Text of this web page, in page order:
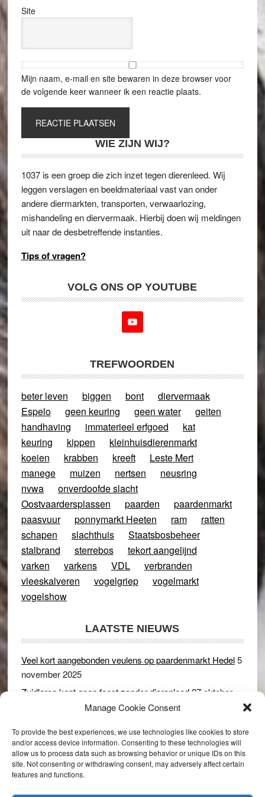
Manage Cookie Consent
To provide the best experiences, we use technologies like cookies to store
and/or access device information. Consenting to these technologies will
allow us to process data such as browsing behavior or unique IDs on this
site. Not consenting or withdrawing consent, may adversely affect certain
features and functions.
Site
Mijn naam, e-mail en site bewaren in deze browser voor
de volgende keer wanneer ik een reactie plaats.
WIE ZIJN WIJ?
1037 is een groep die zich inzet tegen dierenleed. Wij
leggen verslagen en beeldmateriaal vast van onder
andere diermarkten, transporten, verwaarlozing,
mishandeling en diervermaak. Hierbij doen wij meldingen
uit naar de desbetreffende instanties.
Tips of vragen?
VOLG ONS OP YOUTUBE
TREFWOORDEN
beter leven biggen bont
diervermaak
Espelo
geen keuring geen water
geiten
handhaving
immaterieel erfgoed
kat
keuring
kippen
kleinhuisdierenmarkt
koeien
krabben kreeft
Leste Mert
manege
muizen nertsen
neusring
nvwa
onverdoofde slacht
Oostvaardersplassen
paarden
paardenmarkt
paasvuur
ponnymarkt Heeten ram
ratten
schapen
slachthuis
Staatsbosbeheer
stalbrand
sterrebos
tekort aangelijnd
varken
varkens VDL
verbranden
vleeskalveren
vogelgriep
vogelmarkt
vogelshow
LAATSTE NIEUWS
Veel kort aangebonden veulens op paardenmarkt Hedel5
november 2025
Zuidlaren kent geen feest zonder dierenleed27 oktober
Rijswijk (Gld) 2 december 2024
Dikbillen sieren de troon op schaamteloos Leste Merte in
Druten 8 november 2024